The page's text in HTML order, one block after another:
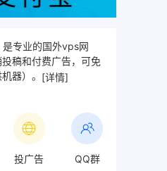
专业的国外vps网
稿和付费广告，可免
器）。 [详情]
投广告 QQ群